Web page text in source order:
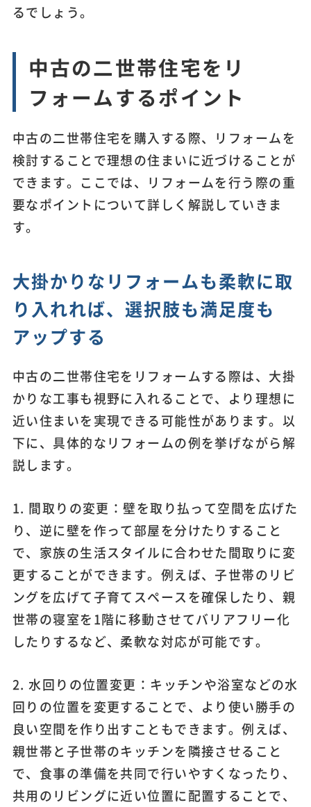
るでしょう。
中古の二世帯住宅をリ
フォームするポイント
中古の二世帯住宅を購入する際、リフォームを
検討することで理想の住まいに近づけることが
できます。ここでは、リフォームを行う際の重
要なポイントについて詳しく解説していきま
す。
大掛かりなリフォームも柔軟に取
り入れれば、選択肢も満足度も
アップする
中古の二世帯住宅をリフォームする際は、大掛
かりな工事も視野に入れることで、より理想に
近い住まいを実現できる可能性があります。以
下に、具体的なリフォームの例を挙げながら解
説します。
1. 間取りの変更：壁を取り払って空間を広げた
り、逆に壁を作って部屋を分けたりすること
で、家族の生活スタイルに合わせた間取りに変
更することができます。例えば、子世帯のリビ
ングを広げて子育てスペースを確保したり、親
世帯の寝室を1階に移動させてバリアフリー化
したりするなど、柔軟な対応が可能です。
2. 水回りの位置変更：キッチンや浴室などの水
回りの位置を変更することで、より使い勝手の
良い空間を作り出すこともできます。例えば、
親世帯と子世帯のキッチンを隣接させること
で、食事の準備を共同で行いやすくなったり、
共用のリビングに近い位置に配置することで、